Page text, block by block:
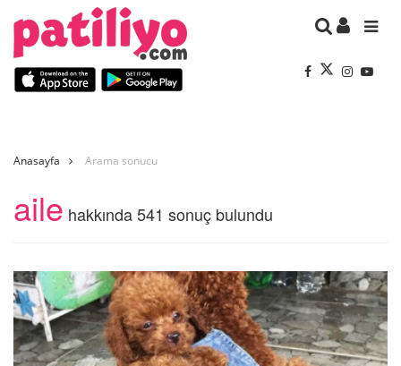
Anasayfa Arama sonucu
aile hakkında 541 sonuç bulundu